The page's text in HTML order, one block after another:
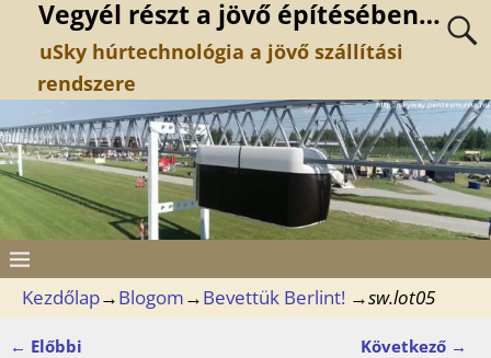
Vegyél részt a jövő építésében…
uSky húrtechnológia a jövő szállítási
rendszere
Kezdőlap→Blogom→Bevettük Berlint! →sw.lot05
← Előbbi Következő →